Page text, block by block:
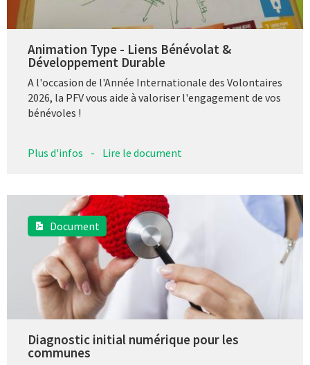
Animation Type - Liens Bénévolat &
Développement Durable
A l'occasion de l'Année Internationale des Volontaires
2026, la PFV vous aide à valoriser l'engagement de vos
bénévoles !
Plus d'infos - Lire le document
Document
Diagnostic initial numérique pour les
communes